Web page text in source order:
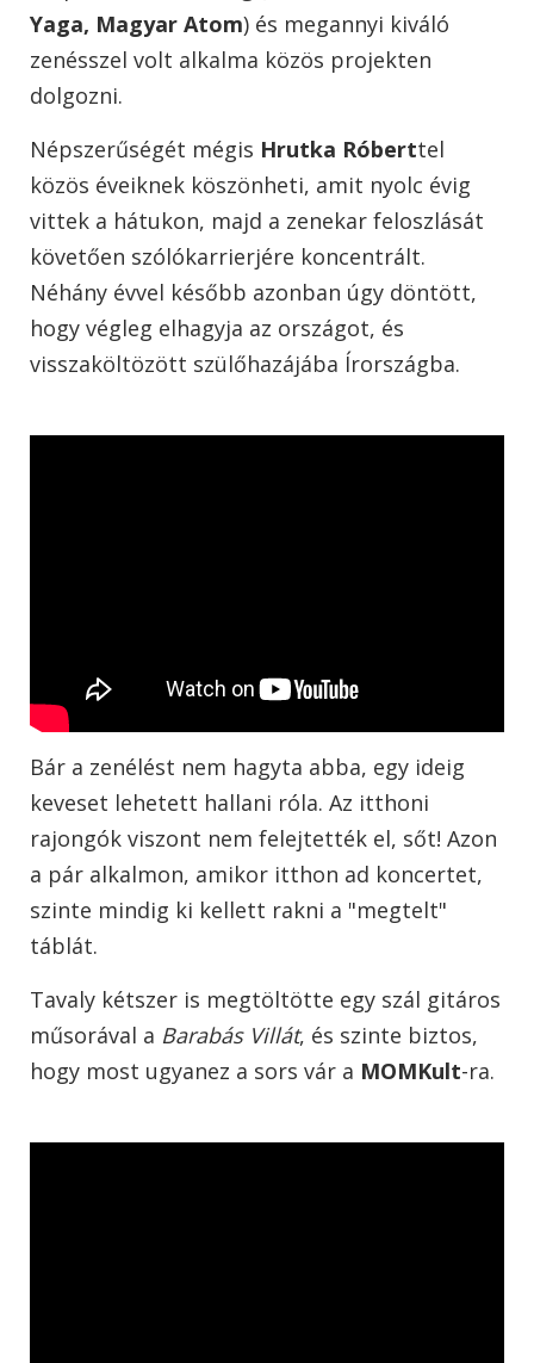
Yaga, Magyar Atom) és megannyi kiváló
zenésszel volt alkalma közös projekten
dolgozni.
Népszerűségét mégis Hrutka Róberttel
közös éveiknek köszönheti, amit nyolc évig
vittek a hátukon, majd a zenekar feloszlását
követően szólókarrierjére koncentrált.
Néhány évvel később azonban úgy döntött,
hogy végleg elhagyja az országot, és
visszaköltözött szülőhazájába Írországba.
Bár a zenélést nem hagyta abba, egy ideig
keveset lehetett hallani róla. Az itthoni
rajongók viszont nem felejtették el, sőt! Azon
a pár alkalmon, amikor itthon ad koncertet,
szinte mindig ki kellett rakni a "megtelt"
táblát.
Tavaly kétszer is megtöltötte egy szál gitáros
műsorával a Barabás Villát, és szinte biztos,
hogy most ugyanez a sors vár a MOMKult-ra.